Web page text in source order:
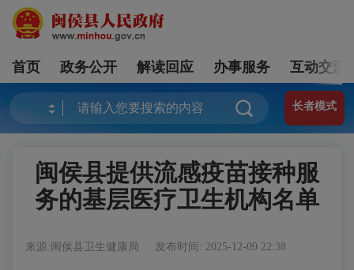
首页 政务公开 解读回应 办事服务 互动交流
长者模式
闽侯县提供流感疫苗接种服
务的基层医疗卫生机构名单
来源:闽侯县卫生健康局 发布时间: 2025-12-09 22:38